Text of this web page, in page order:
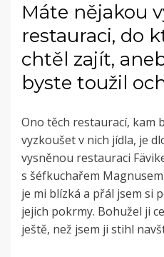
Máte nějakou
restauraci, do
chtěl zajít,
byste toužil
Ono těch restaurací, kam
vyzkoušet v nich jídla, je
vysněnou restauraci
s šéfkuchařem
je mi blízká a přál jsem si
jejich pokrmy. Bohužel ji
ještě, než jsem ji stihl